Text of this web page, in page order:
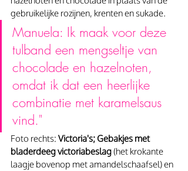
gebruikelijke rozijnen, krenten en sukade.
Manuela: Ik maak voor deze
tulband een mengseltje van
chocolade en hazelnoten,
omdat ik dat een heerlijke
combinatie met karamelsaus
vind."
Foto rechts: Victoria's; Gebakjes met
bladerdeeg victoriabeslag (het krokante
laagje bovenop met amandelschaafsel) en